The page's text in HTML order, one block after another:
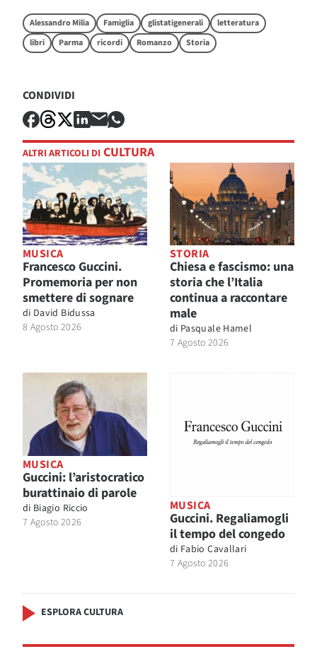
Alessandro Milia Famiglia glistatigenerali
letteratura
libri
Parma ricordi Romanzo Storia
CONDIVIDI
ALTRI ARTICOLI DI CULTURA
MUSICA
Francesco Guccini.
Promemoria per non
smettere di sognare
di David Bidussa
8 Agosto 2026
STORIA
Chiesa e fascismo: una
storia che l’Italia
continua a raccontare
male
di Pasquale Hamel
7 Agosto 2026
MUSICA
Guccini: l’aristocratico
burattinaio di parole
di Biagio Riccio
7 Agosto 2026
MUSICA
Guccini. Regaliamogli
il tempo del congedo
di Fabio Cavallari
7 Agosto 2026
ESPLORA CULTURA